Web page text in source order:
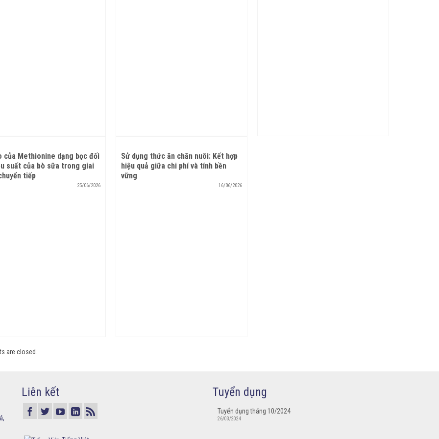
của Methionine dạng bọc đối
suất của bò sữa trong giai
tiếp
25/06/2026
Sử dụng thức ăn chăn nuôi: Kết hợp
hiệu quả giữa chi phí và tính bền
vững
16/06/2026
are closed.
Liên kết Tuyển dụng
Tuyển dụng tháng 10/2024
26/03/2024